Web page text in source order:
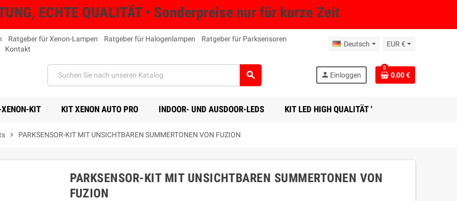
ECHTE QUALITÄT • Sonderpreise nur für kurze Zeit
Ratgeber für Xenon-Lampen Ratgeber für Halogenlampen
Ratgeber für Parksensoren
Kontakt
Deutsch EUR €
search person Einloggen
0
0,00 €
KIT KIT XENON AUTO PRO INDOOR- UND AUSDOOR-LEDS KIT LED HIGH QUALITÄT '
chevron_right PARKSENSOR-KIT MIT UNSICHTBAREN SUMMERTONEN VON FUZION
PARKSENSOR-KIT MIT UNSICHTBAREN SUMMERTONEN VON
FUZION